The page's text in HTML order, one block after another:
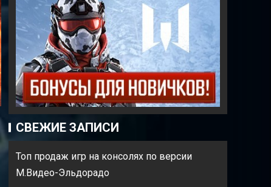
СВЕЖИЕ ЗАПИСИ
Топ продаж игр на консолях по версии
М.Видео-Эльдорадо